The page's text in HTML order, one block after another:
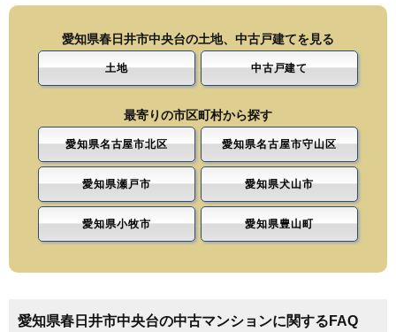
愛知県春日井市中央台の土地、中古戸建てを見る
土地 中古戸建て
最寄りの市区町村から探す
愛知県名古屋市北区 愛知県名古屋市守山区
愛知県瀬戸市 愛知県犬山市
愛知県小牧市 愛知県豊山町
愛知県春日井市中央台の中古マンションに関するFAQ